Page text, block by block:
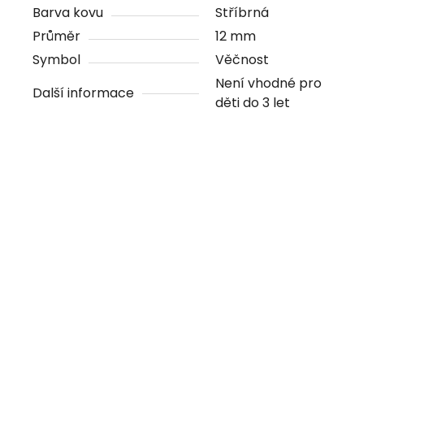
Barva kovu
Stříbrná
Průměr
12 mm
Symbol
Věčnost
Další informace
Není vhodné pro
děti do 3 let